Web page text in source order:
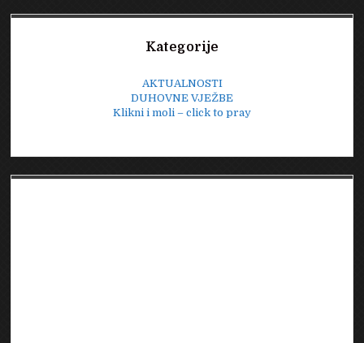
Kategorije
AKTUALNOSTI
DUHOVNE VJEŽBE
Klikni i moli – click to pray